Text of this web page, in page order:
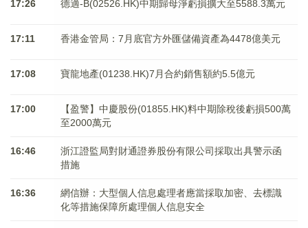
17:26 德適-B(02526.HK)中期歸母淨虧損擴大至5588.3萬元
17:11 香港金管局：7月底官方外匯儲備資產為4478億美元
17:08 寶龍地產(01238.HK)7月合約銷售額約5.5億元
17:00
【盈警】中慶股份(01855.HK)料中期除稅後虧損500萬
至2000萬元
16:46
浙江證監局對財通證券股份有限公司採取出具警示函
措施
16:36
網信辦：大型個人信息處理者應當採取加密、去標識
化等措施保障所處理個人信息安全